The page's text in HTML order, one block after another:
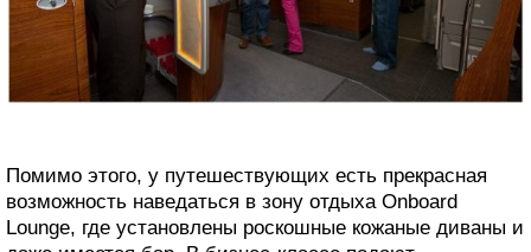
Помимо этого, у путешествующих есть прекрасная
возможность наведаться в зону отдыха Onboard
Lounge, где установлены роскошные кожаные диваны и